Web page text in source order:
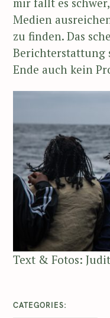
Medien
zu finden. Das
Berichterstattung
Ende auch kein
Text & Fotos:
CATEGORIES